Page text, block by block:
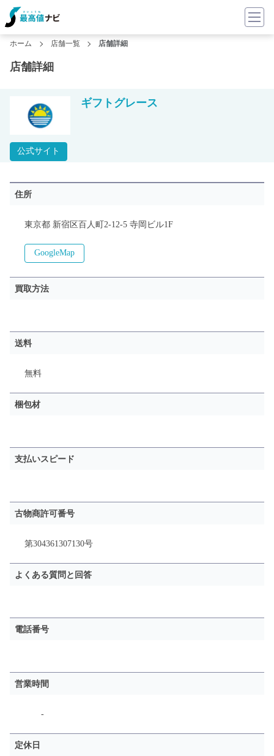
ホーム 店舗一覧 店舗詳細
店舗詳細
公式サイト
ギフトグレース
住所
東京都 新宿区百人町2-12-5 寺岡ビル1F
GoogleMap
買取方法
送料
無料
梱包材
支払いスピード
古物商許可番号
第304361307130号
よくある質問と回答
電話番号
営業時間
-
定休日